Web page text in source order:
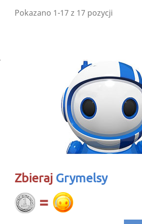
Pokazano 1-17 z 17 pozycji
Zbieraj Grymelsy